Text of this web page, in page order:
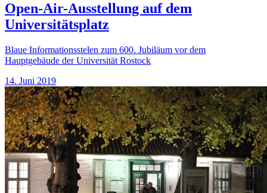
Open-Air-Ausstellung auf dem
Universitätsplatz
Blaue Informationsstelen zum 600. Jubiläum vor dem
Hauptgebäude der Universität Rostock
14. Juni 2019